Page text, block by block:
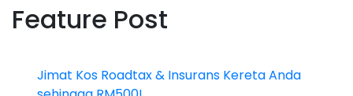
Feature Post
Jimat Kos Roadtax & Insurans Kereta Anda